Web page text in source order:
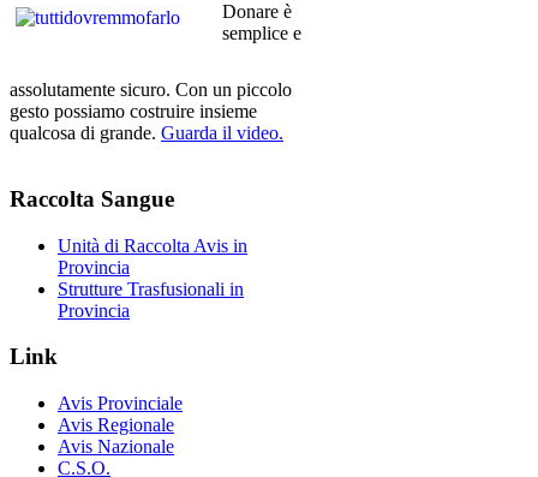
Donare è
semplice e
assolutamente sicuro. Con un piccolo
gesto possiamo costruire insieme
qualcosa di grande. Guarda il video.
Raccolta Sangue
Unità di Raccolta Avis in
Provincia
Strutture Trasfusionali in
Provincia
Link
Avis Provinciale
Avis Regionale
Avis Nazionale
C.S.O.